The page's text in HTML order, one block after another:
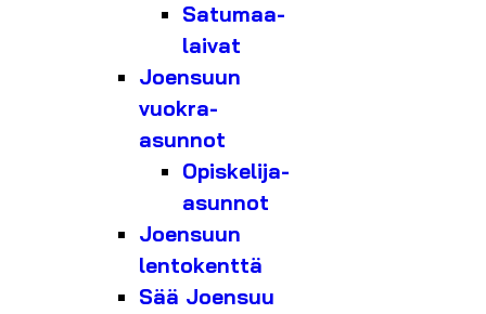
Satumaa-
laivat
Joensuun
vuokra-
asunnot
Opiskelija-
asunnot
Joensuun
lentokenttä
Sää Joensuu